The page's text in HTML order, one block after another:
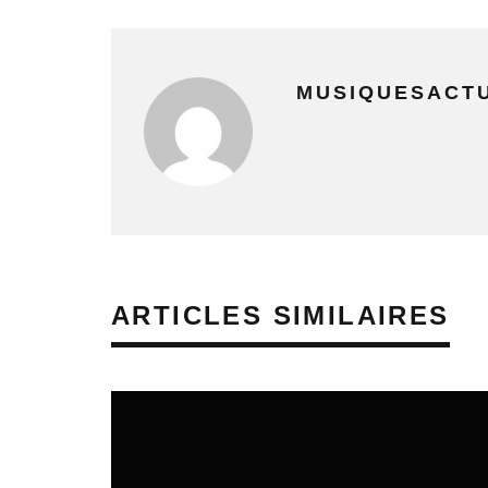
ARTICLES SIMILAIRES